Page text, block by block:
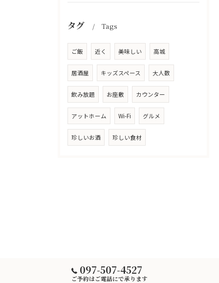
タグ Tags
ご飯 近く 美味しい 高城
居酒屋 キッズスペース 大人数
飲み放題 お座敷 カウンター
アットホーム Wi-Fi グルメ
珍しいお酒 珍しい食材
097-507-4527
ご予約はご電話にで承ります